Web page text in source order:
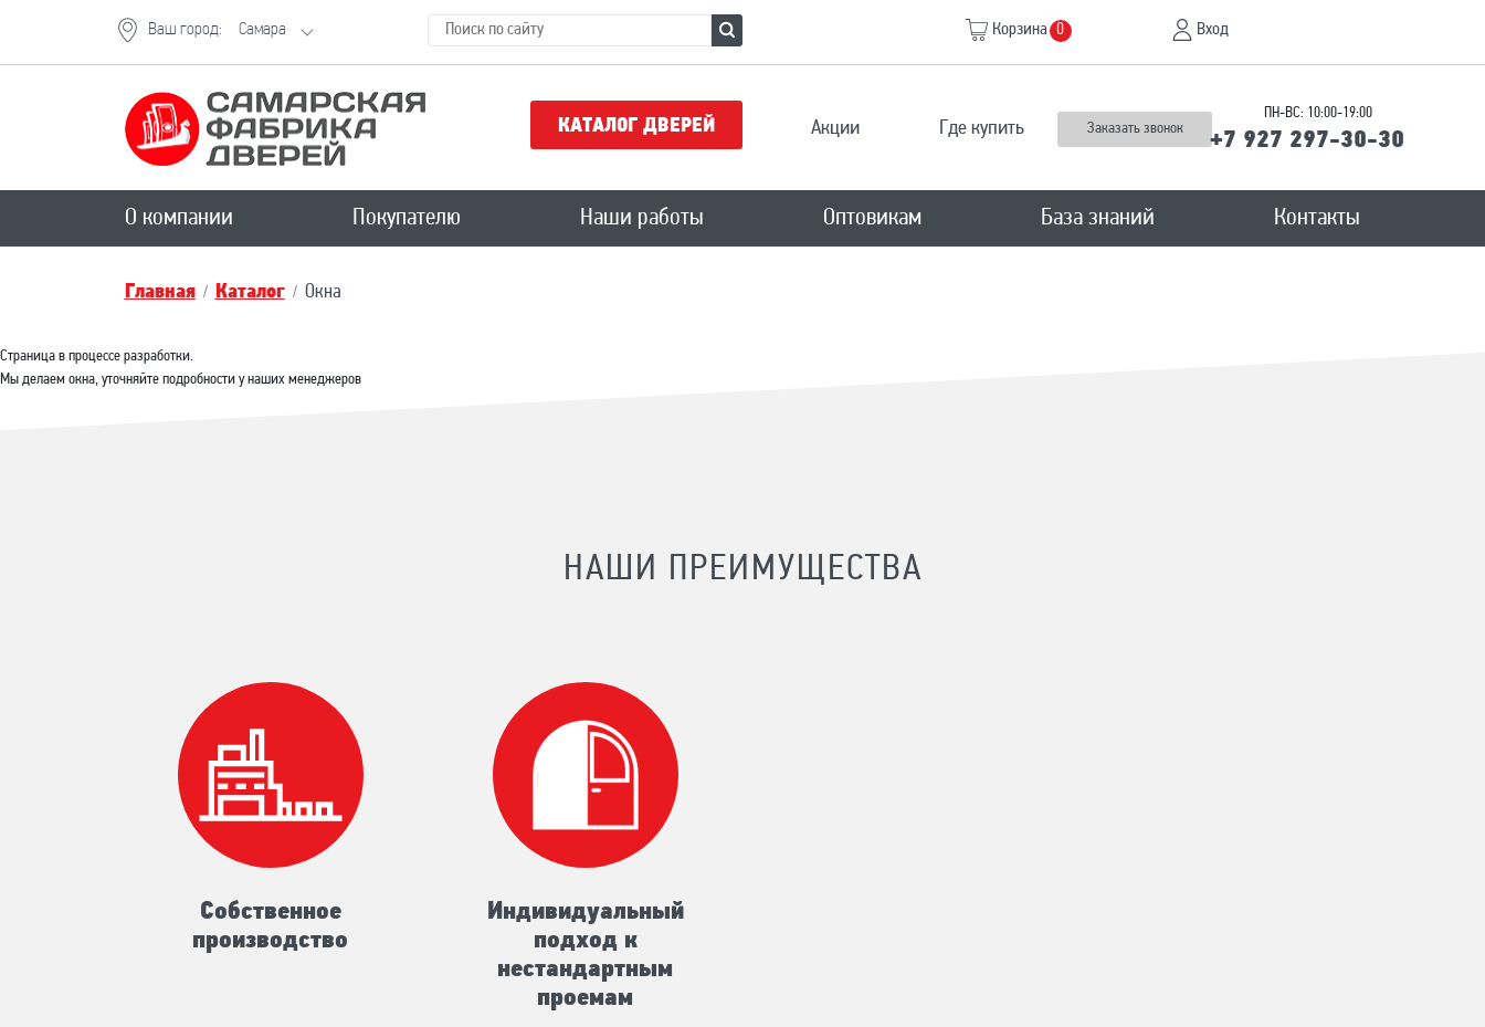
Ваш город: Самара Корзина 0 Вход
КАТАЛОГ ДВЕРЕЙ Акции Где купить Заказать звонок
ПН-ВС: 10:00-19:00
+7 927 297-30-30
О компании Покупателю Наши работы Оптовикам База знаний Контакты
Главная Каталог Окна
Страница в процессе разработки.
Мы делаем окна, уточняйте подробности у наших менеджеров
НАШИ ПРЕИМУЩЕСТВА
Собственное
производство
Индивидуальный
подход к
нестандартным
проемам